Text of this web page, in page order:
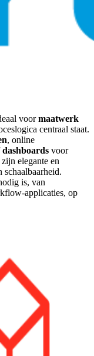
voormaatwerk
centraal staat.
, online
dashboards voor
elegante en
schaalbaarheid.
is, van
applicaties, op